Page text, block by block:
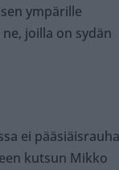
ympärille
joilla on sydän
ei
kutsun Mikko